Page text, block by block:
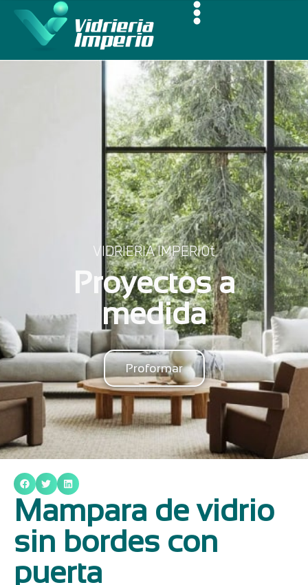
VIDRIERIA IMPERIOt
Proyectos a
medida
Proformar
Mampara de vidrio
sin bordes con
puerta